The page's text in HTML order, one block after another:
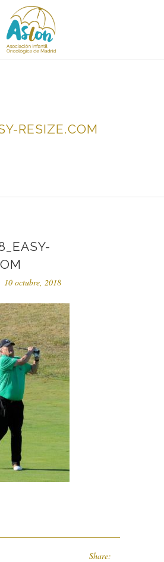
RESIZE.COM
10 octubre, 2018
Share: